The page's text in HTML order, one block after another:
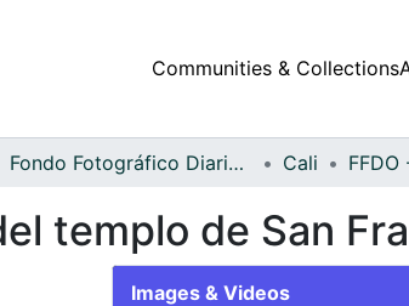
Communities & Collections
Fondo Fotográfico Diario Occidente Cali
templo de San
Images & Videos